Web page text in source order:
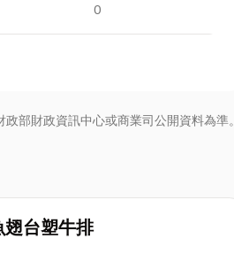
0
部財政資訊中心或商業司公開資料為準。
翅台塑牛排